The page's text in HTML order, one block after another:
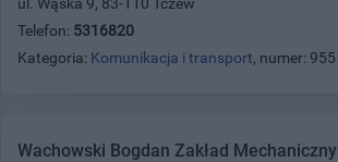
Telefon: 5316820
Kategoria: Komunikacja i transport, numer: 955
Wachowski Bogdan Zakład Mechaniczny